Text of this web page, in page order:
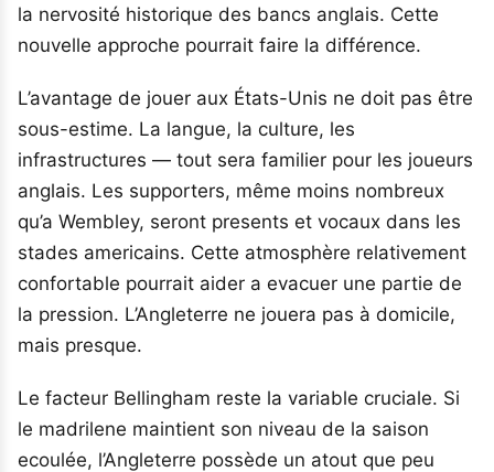
la nervosité historique des bancs anglais. Cette
nouvelle approche pourrait faire la différence.
L’avantage de jouer aux États-Unis ne doit pas être
sous-estime. La langue, la culture, les
infrastructures — tout sera familier pour les joueurs
anglais. Les supporters, même moins nombreux
qu’a Wembley, seront presents et vocaux dans les
stades americains. Cette atmosphère relativement
confortable pourrait aider a evacuer une partie de
la pression. L’Angleterre ne jouera pas à domicile,
mais presque.
Le facteur Bellingham reste la variable cruciale. Si
le madrilene maintient son niveau de la saison
ecoulée, l’Angleterre possède un atout que peu